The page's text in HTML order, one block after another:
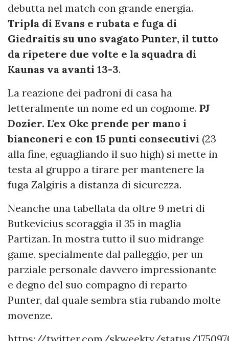
debutta nel match con grande energia.
Tripla di Evans e rubata e fuga di
Giedraitis su uno svagato Punter, il tutto
da ripetere due volte e la squadra di
Kaunas va avanti 13-3.
La reazione dei padroni di casa ha
letteralmente un nome ed un cognome. PJ
Dozier. L'ex Okc prende per mano i
bianconeri e con 15 punti consecutivi (23
alla fine, eguagliando il suo high) si mette in
testa al gruppo a tirare per mantenere la
fuga Zalgiris a distanza di sicurezza.
Neanche una tabellata da oltre 9 metri di
Butkevicius scoraggia il 35 in maglia
Partizan. In mostra tutto il suo midrange
game, specialmente dal palleggio, per un
parziale personale davvero impressionante
e degno del suo compagno di reparto
Punter, dal quale sembra stia rubando molte
movenze.